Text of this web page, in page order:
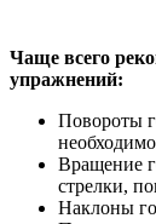
Чаще всего
упражнений:
Повороты
Вращение
стрелки,
Наклоны